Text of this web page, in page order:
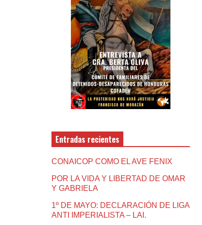
Entradas recientes
CONAICOP COMO EL AVE FENIX
POR LA VIDA Y LIBERTAD DE OMAR
Y GABRIELA
1º DE MAYO: DECLARACIÓN DE LIGA
ANTI IMPERIALISTA – LAI.